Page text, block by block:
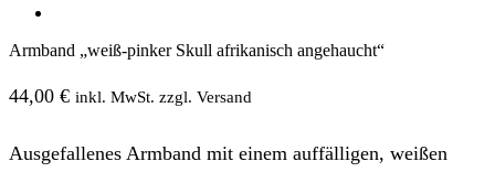
Armband „weiß-pinker Skull afrikanisch angehaucht“
44,00 € inkl. MwSt. zzgl. Versand
Ausgefallenes Armband mit einem auffälligen, weißen